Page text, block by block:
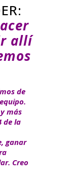
allí
de
más
de la
ganar
Creo